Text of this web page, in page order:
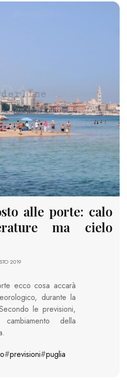
alle porte: calo
ma cielo
2019
ecco cosa accarà
durante la
le previsioni,
della
#previsioni#puglia